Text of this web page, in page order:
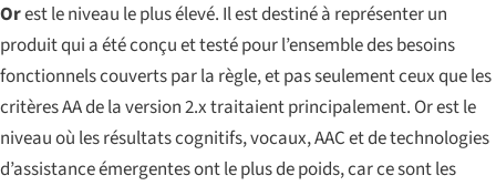
Orest le niveau le plus élevé. Il est destiné à représenter un
produit qui a été conçu et testé pour l’ensemble des besoins
fonctionnels couverts par la règle, et pas seulement ceux que les
critères AA de la version 2.x traitaient principalement. Or est le
niveau où les résultats cognitifs, vocaux, AAC et de technologies
d’assistance émergentes ont le plus de poids, car ce sont les